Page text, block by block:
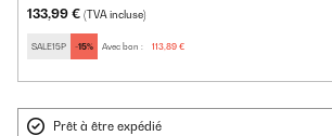
133,99 € (TVA incluse)
SALE15P -15% Avec bon : 113,89 €
Prêt à être expédié